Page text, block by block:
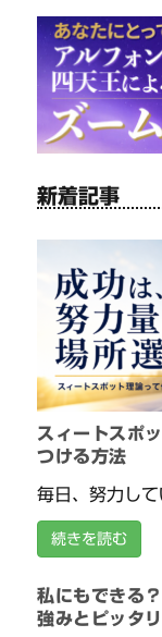
新着記事
スィートスポ
つける方法
毎日、努力して
続きを読む
私にもできる
強みとピッタ